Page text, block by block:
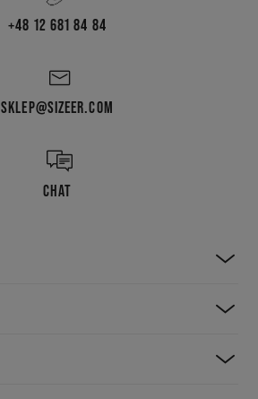
+48 12 681 84 84
SKLEP@SIZEER.COM
CHAT